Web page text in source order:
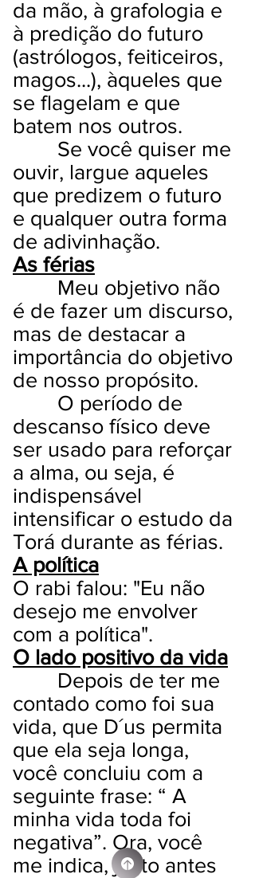
da mão, à grafologia e
à predição do futuro
(astrólogos, feiticeiros,
magos...), àqueles que
se flagelam e que
batem nos outros.
Se você quiser me
ouvir, largue aqueles
que predizem o futuro
e qualquer outra forma
de adivinhação.
As férias
Meu objetivo não
é de fazer um discurso,
mas de destacar a
importância do objetivo
de nosso propósito.
O período de
descanso físico deve
ser usado para reforçar
a alma, ou seja, é
indispensável
intensificar o estudo da
Torá durante as férias.
A política
O rabi falou: "Eu não
desejo me envolver
com a política".
O lado positivo da vida
Depois de ter me
contado como foi sua
vida, que D´us permita
que ela seja longa,
você concluiu com a
seguinte frase: “ A
minha vida toda foi
negativa”. Ora, você
me indica, justo antes